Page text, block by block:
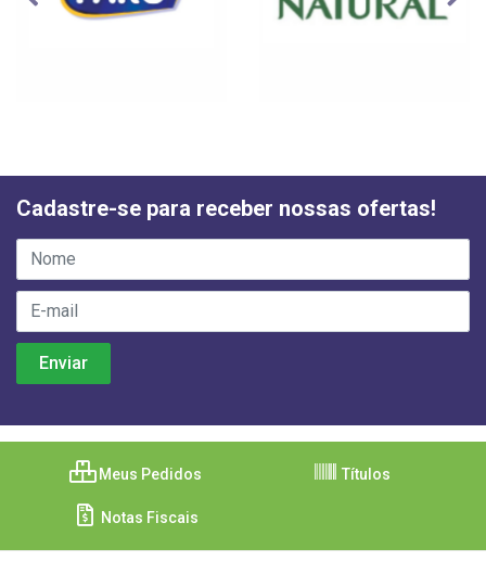
Cadastre-se para receber nossas ofertas!
Meus Pedidos Títulos
Notas Fiscais